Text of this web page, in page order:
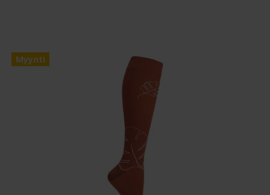
Myynti